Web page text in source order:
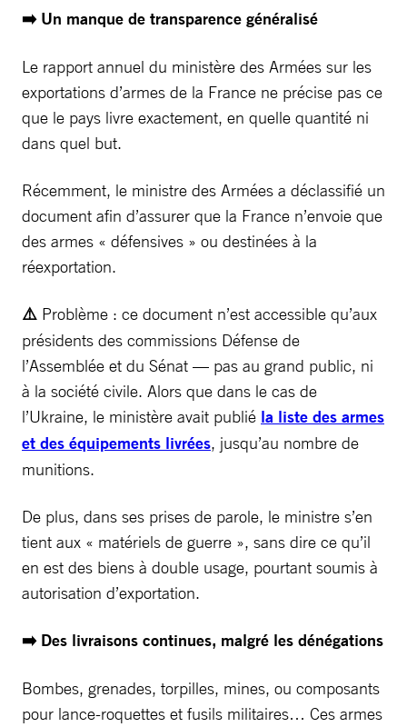
➡️ Un manque de transparence généralisé
Le rapport annuel du ministère des Armées sur les
exportations d’armes de la France ne précise pas ce
que le pays livre exactement, en quelle quantité ni
dans quel but.
Récemment, le ministre des Armées a déclassifié un
document afin d’assurer que la France n’envoie que
des armes « défensives » ou destinées à la
réexportation.
⚠️ Problème : ce document n’est accessible qu’aux
présidents des commissions Défense de
l’Assemblée et du Sénat — pas au grand public, ni
à la société civile. Alors que dans le cas de
l’Ukraine, le ministère avait publié la liste des armes
et des équipements livrées, jusqu’au nombre de
munitions.
De plus, dans ses prises de parole, le ministre s’en
tient aux « matériels de guerre », sans dire ce qu’il
en est des biens à double usage, pourtant soumis à
autorisation d’exportation.
➡️ Des livraisons continues, malgré les dénégations
Bombes, grenades, torpilles, mines, ou composants
pour lance-roquettes et fusils militaires… Ces armes